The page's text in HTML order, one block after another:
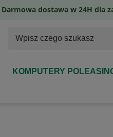
KOMPUTERY
Darmowa dostawa w 24H dla